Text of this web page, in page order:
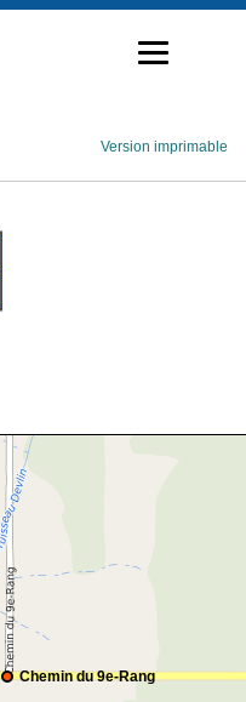
Version imprimable
Chemin du 9e-Rang